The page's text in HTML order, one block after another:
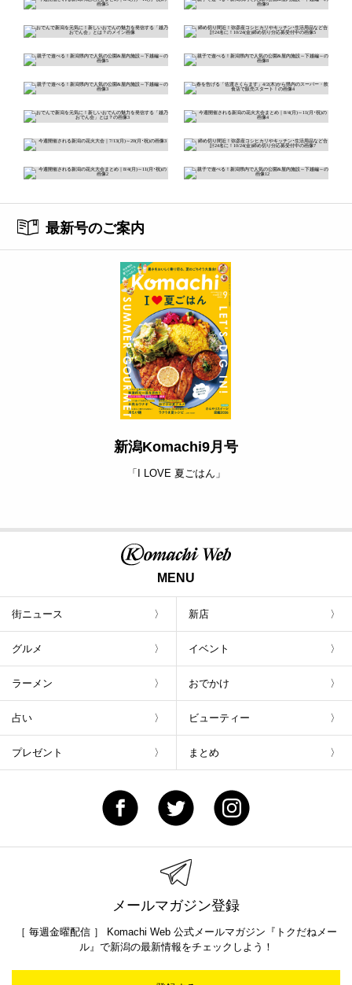
最新号のご案内
新潟Komachi9月号
「I LOVE 夏ごはん」
MENU
街ニュース 新店
グルメ イベント
ラーメン おでかけ
占い ビューティー
プレゼント まとめ
メールマガジン登録
［ 毎週金曜配信 ］ Komachi Web 公式メールマガジン『トクだねメー
ル』で新潟の最新情報をチェックしよう！